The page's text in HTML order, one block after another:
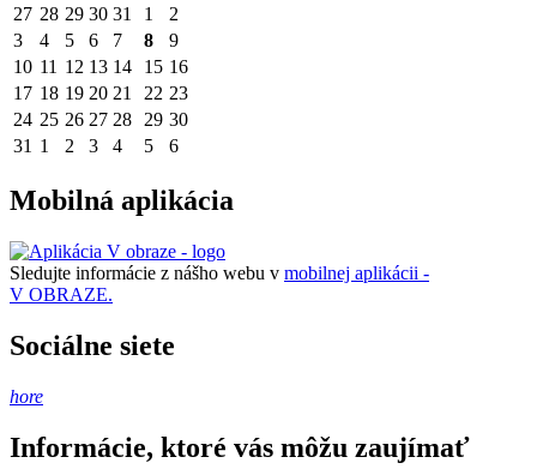
27 28 29 30 31 1
2
3
4 5 6 7 8
9
10 11 12 13 14 15 16
17 18 19 20 21 22 23
24 25 26 27 28 29 30
31 1 2 3 4 5 6
Mobilná aplikácia
Sledujte informácie z nášho webu v mobilnej aplikácii -
V OBRAZE.
Sociálne siete
hore
Informácie, ktoré vás môžu zaujímať